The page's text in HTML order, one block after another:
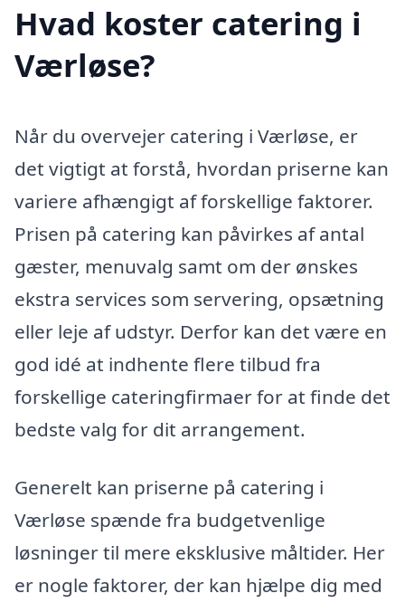
Hvad koster catering i
Værløse?
Når du overvejer catering i Værløse, er
det vigtigt at forstå, hvordan priserne kan
variere afhængigt af forskellige faktorer.
Prisen på catering kan påvirkes af antal
gæster, menuvalg samt om der ønskes
ekstra services som servering, opsætning
eller leje af udstyr. Derfor kan det være en
god idé at indhente flere tilbud fra
forskellige cateringfirmaer for at finde det
bedste valg for dit arrangement.
Generelt kan priserne på catering i
Værløse spænde fra budgetvenlige
løsninger til mere eksklusive måltider. Her
er nogle faktorer, der kan hjælpe dig med